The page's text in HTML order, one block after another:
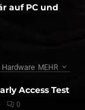
auf PC und
Hardware MEHR
Access Test
0